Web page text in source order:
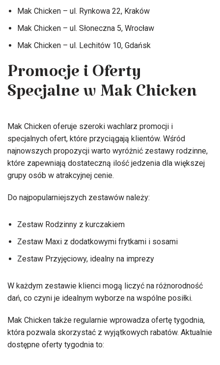
Mak Chicken – ul. Rynkowa 22, Kraków
Mak Chicken – ul. Słoneczna 5, Wrocław
Mak Chicken – ul. Lechitów 10, Gdańsk
Promocje i Oferty
Specjalne w Mak Chicken
Mak Chicken oferuje szeroki wachlarz promocji i
specjalnych ofert, które przyciągają klientów. Wśród
najnowszych propozycji warto wyróżnić zestawy rodzinne,
które zapewniają dostateczną ilość jedzenia dla większej
grupy osób w atrakcyjnej cenie.
Do najpopularniejszych zestawów należy:
Zestaw Rodzinny z kurczakiem
Zestaw Maxi z dodatkowymi frytkami i sosami
Zestaw Przyjęciowy, idealny na imprezy
W każdym zestawie klienci mogą liczyć na różnorodność
dań, co czyni je idealnym wyborze na wspólne posiłki.
Mak Chicken także regularnie wprowadza ofertę tygodnia,
która pozwala skorzystać z wyjątkowych rabatów. Aktualnie
dostępne oferty tygodnia to: